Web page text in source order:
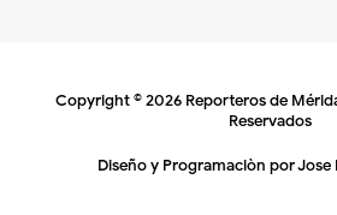
Copyright ©2026 Reporteros de
Reservados
Diseño y Programaciòn porJose